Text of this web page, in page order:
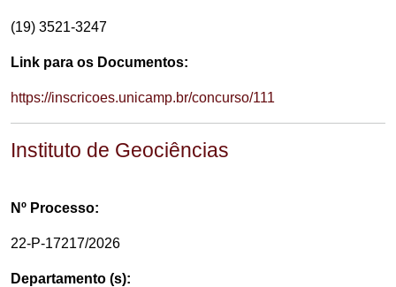
(19) 3521-3247
Link para os Documentos:
https://inscricoes.unicamp.br/concurso/111
Instituto de Geociências
Nº Processo:
22-P-17217/2026
Departamento (s):